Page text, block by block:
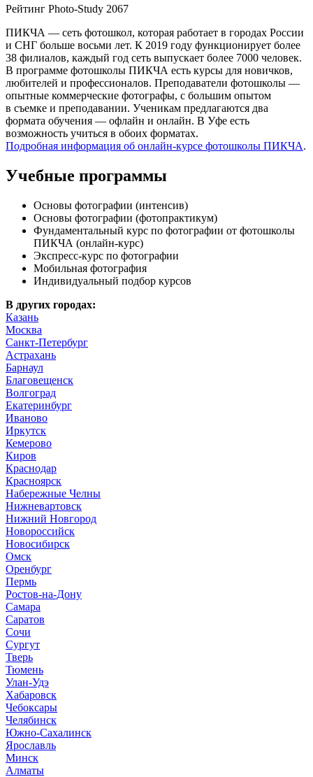
Рейтинг Photo-Study 2067
ПИКЧА — сеть фотошкол, которая работает в городах России
и СНГ больше восьми лет. К 2019 году функционирует более
38 филиалов, каждый год сеть выпускает более 7000 человек.
В программе фотошколы ПИКЧА есть курсы для новичков,
любителей и профессионалов. Преподаватели фотошколы —
опытные коммерческие фотографы, с большим опытом
в съемке и преподавании. Ученикам предлагаются два
формата обучения — офлайн и онлайн. В Уфе есть
возможность учиться в обоих форматах.
Подробная информация об онлайн-курсе фотошколы ПИКЧА.
Учебные программы
Основы фотографии (интенсив)
Основы фотографии (фотопрактикум)
Фундаментальный курс по фотографии от фотошколы
ПИКЧА (онлайн-курс)
Экспресс-курс по фотографии
Мобильная фотография
Индивидуальный подбор курсов
В других городах:
Казань
Москва
Санкт-Петербург
Астрахань
Барнаул
Благовещенск
Волгоград
Екатеринбург
Иваново
Иркутск
Кемерово
Киров
Краснодар
Красноярск
Набережные Челны
Нижневартовск
Нижний Новгород
Новороссийск
Новосибирск
Омск
Оренбург
Пермь
Ростов-на-Дону
Самара
Саратов
Сочи
Сургут
Тверь
Тюмень
Улан-Удэ
Хабаровск
Чебоксары
Челябинск
Южно-Сахалинск
Ярославль
Минск
Алматы